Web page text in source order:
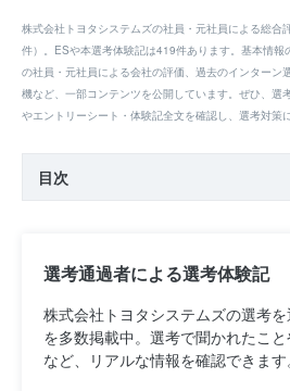
株式会社トヨタシステムズの社員・元社員による総合
件）。ESや本選考体験記は419件あります。基本情
の社員・元社員による会社の評価、過去のインターン
機など、一部コンテンツを公開しています。ぜひ、選
やエントリーシート・体験記全文を確認し、選考対策
目次
選考通過者による選考体験記
株式会社トヨタシステムズの選考
を多数掲載中。選考で聞かれたこ
など、リアルな情報を確認できます。